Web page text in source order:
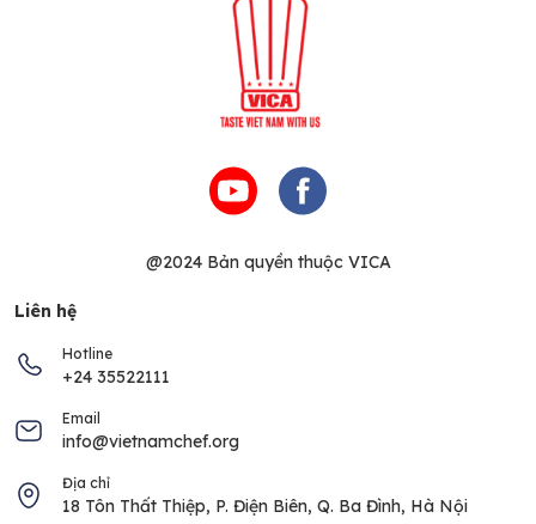
@2024 Bản quyền thuộc VICA
Liên hệ
Hotline
+24 35522111
Email
info@vietnamchef.org
Địa chỉ
18 Tôn Thất Thiệp, P. Điện Biên, Q. Ba Đình, Hà Nội